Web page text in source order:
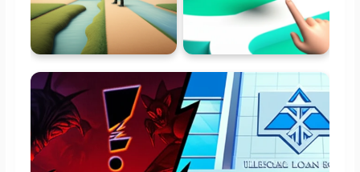
활용)
금리 수준
저금리 (3% ~ 6%대), 정
책 자금 특성상 이자 부
담이 낮음